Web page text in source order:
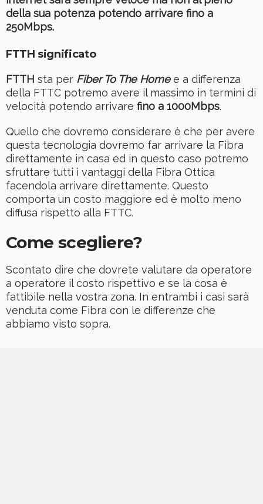
della sua potenza potendo arrivare fino a
250Mbps.
FTTH significato
FTTH sta per FiberTo TheHome e a differenza
della FTTC potremo avere il massimo in termini di
velocità potendo arrivare fino a 1000Mbps.
Quello che dovremo considerare è che per avere
questa tecnologia dovremo far arrivare la Fibra
direttamente in casa ed in questo caso potremo
sfruttare tutti i vantaggi della Fibra Ottica
facendola arrivare direttamente. Questo
comporta un costo maggiore ed è molto meno
diffusa rispetto alla FTTC.
Come scegliere?
Scontato dire che dovrete valutare da operatore
a operatore il costo rispettivo e se la cosa è
fattibile nella vostra zona. In entrambi i casi sarà
venduta come Fibra con le differenze che
abbiamo visto sopra.